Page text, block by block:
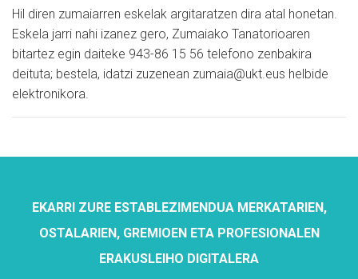
Hil diren zumaiarren eskelak argitaratzen dira atal honetan.
Eskela jarri nahi izanez gero, Zumaiako Tanatorioaren
bitartez egin daiteke 943-86 15 56 telefono zenbakira
deituta; bestela, idatzi zuzenean zumaia@ukt.eus helbide
elektronikora.
EKARRI ZURE ESTABLEZIMENDUA MERKATARIEN,
OSTALARIEN, GREMIOEN ETA PROFESIONALEN
ERAKUSLEIHO DIGITALERA